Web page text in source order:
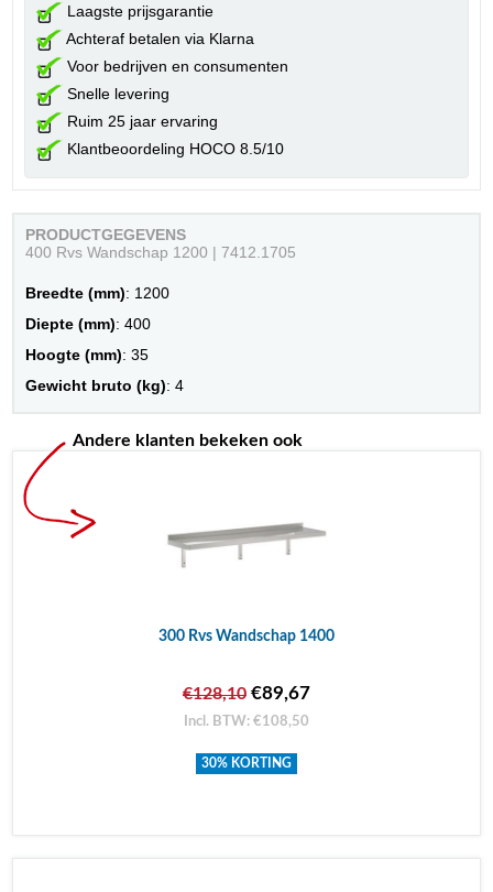
Laagste prijsgarantie
Achteraf betalen via Klarna
Voor bedrijven en consumenten
Snelle levering
Ruim 25 jaar ervaring
Klantbeoordeling HOCO 8.5/10
PRODUCTGEGEVENS
400 Rvs Wandschap 1200 | 7412.1705
Breedte (mm): 1200
Diepte (mm): 400
Hoogte (mm): 35
Gewicht bruto (kg): 4
Andere klanten bekeken ook
300 Rvs Wandschap 1400
€128,10 €89,67
Incl. BTW: €108,50
30% KORTING